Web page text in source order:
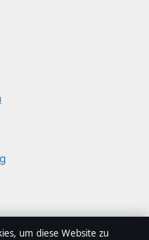
um diese Website zu